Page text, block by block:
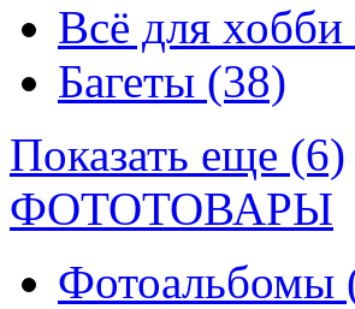
Всё для хобби
Багеты (38)
Показать еще (6)
ФОТОТОВАРЫ
Фотоальбомы